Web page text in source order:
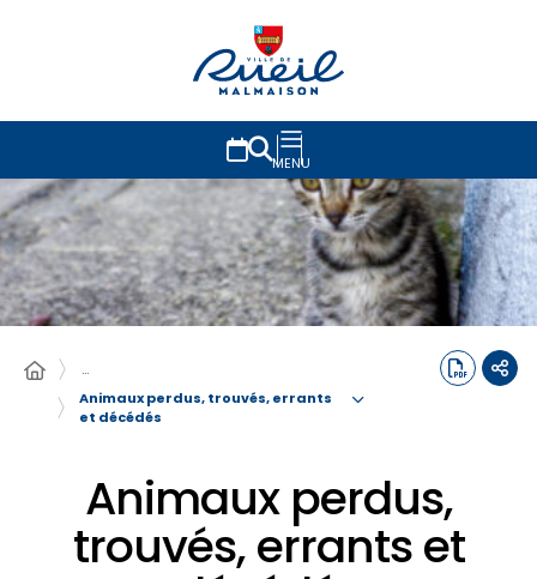
MENU
…
Animaux perdus, trouvés, errants
et décédés
Animaux perdus,
trouvés, errants et